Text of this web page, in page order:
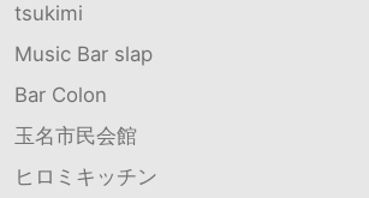
tsukimi
Music Bar slap
Bar Colon
玉名市民会館
ヒロミキッチン